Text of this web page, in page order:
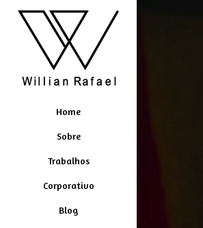
Home
Sobre
Trabalhos
Corporativo
Blog